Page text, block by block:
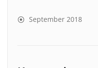
September 2018